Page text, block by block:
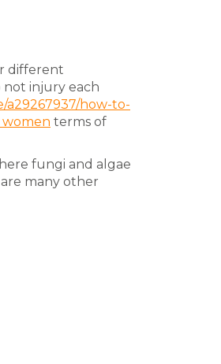
different
injury each
a29267937/how-to-
terms of
fungi and algae
many other